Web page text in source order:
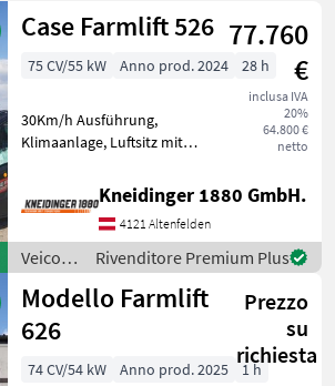
Paese Filtri
Mostra
4
risultati
Case Farmlift 526 77.760
€
inclusa IVA
20%
64.800 €
netto
75 CV/55 kW Anno prod. 2024 28 h
30Km/h Ausführung,
Klimaanlage, Luftsitz mit
Joystick mit Proportionaler
gleichzeitiger Steuerung,
Steuerventil für
5.Funktionen, H
Kneidinger 1880 GmbH.
4121 Altenfelden
Veicoli
agricoli
a
motore
/ Case
IH
Rivenditore Premium Plus
Modello Farmlift
626
Prezzo
su
richiesta
74 CV/54 kW Anno prod. 2025
1 h